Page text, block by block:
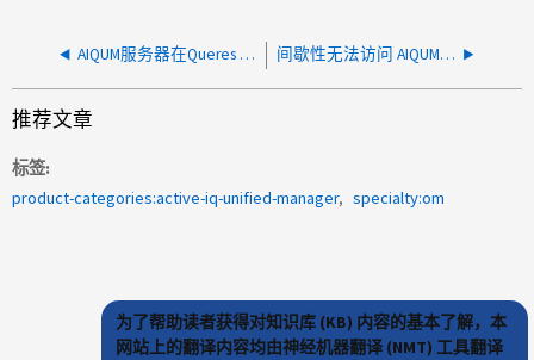
AIQUM服务器在Queres Web扫描程序期间无响应 间歇性无法访问 AIQUM 服务器，有时采集失败
推荐文章
标签
product-categories:active-iq-unified-manager
specialty:om
为了帮助读者获得对知识库 (KB) 内容的基本了解，本
网站上的翻译内容均由神经机器翻译 (NMT) 工具翻译